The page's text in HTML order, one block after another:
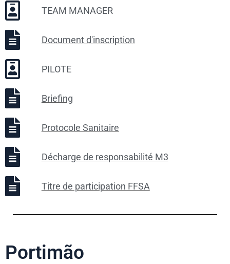
TEAM MANAGER
Document d'inscription
PILOTE
Briefing
Protocole Sanitaire
Décharge de responsabilité M3
Titre de participation FFSA
Portimão